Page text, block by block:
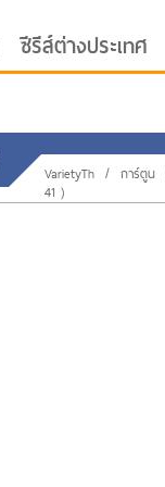
ซีรีส์ต่างประเทศ
VarietyTh / การ์ตูน
41 )